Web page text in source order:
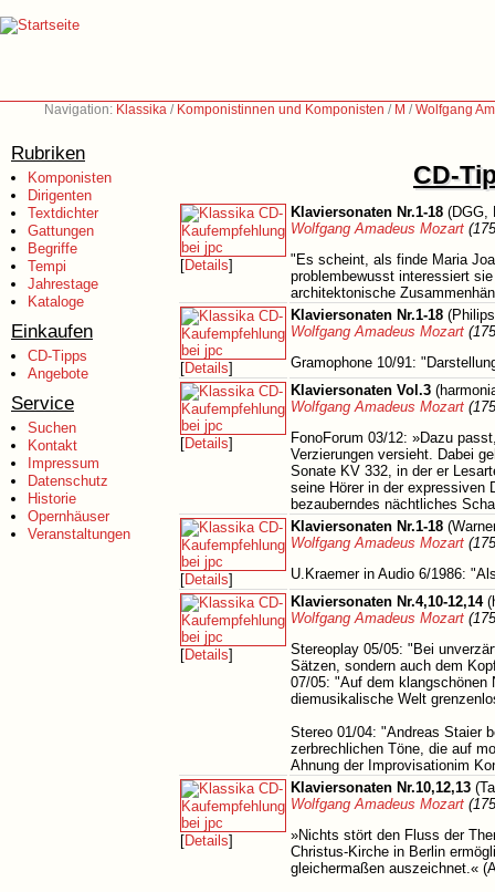
Navigation: Klassika / Komponistinnen und Komponisten / M /Wolfgang
Rubriken
Komponisten
Dirigenten
Textdichter
Gattungen
Begriffe
Tempi
Jahrestage
Kataloge
Einkaufen
CD-Tipps
Angebote
Service
Suchen
Kontakt
Impressum
Datenschutz
Historie
Opernhäuser
Veranstaltungen
CD-
[Details]
Klaviersonaten Nr.1-18 (DGG,
Wolfgang Amadeus Mozart
"Es scheint, als finde Maria
problembewusst interessiert
architektonische
[Details]
Klaviersonaten Nr.1-18
Wolfgang Amadeus Mozart
Gramophone 10/91:
[Details]
Klaviersonaten Vol.3
Wolfgang Amadeus Mozart
FonoForum 03/12: »Dazu
Verzierungen versieht. Dabei
Sonate KV 332, in der er
seine Hörer in der expressiven
bezauberndes nächtliches
[Details]
Klaviersonaten Nr.1-18
Wolfgang Amadeus Mozart
U.Kraemer in Audio 6/1986:
[Details]
Klaviersonaten Nr.4,10-12,14
Wolfgang Amadeus Mozart
Stereoplay 05/05: "Bei
Sätzen, sondern auch dem
07/05: "Auf dem klangschönen
diemusikalische Welt
Stereo 01/04: "Andreas Staier
zerbrechlichen Töne, die auf
Ahnung der Improvisationim
[Details]
Klaviersonaten Nr.10,12,13
Wolfgang Amadeus Mozart
»Nichts stört den Fluss der
Christus-Kirche in Berlin
gleichermaßen auszeichnet.«